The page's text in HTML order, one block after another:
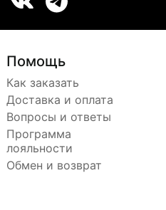
Помощь
Как заказать
Доставка и оплата
Вопросы и ответы
Программа
лояльности
Обмен и возврат